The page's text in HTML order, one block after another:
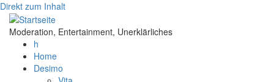
Direkt zum Inhalt
Moderation, Entertainment, Unerklärliches
h
Home
Desimo